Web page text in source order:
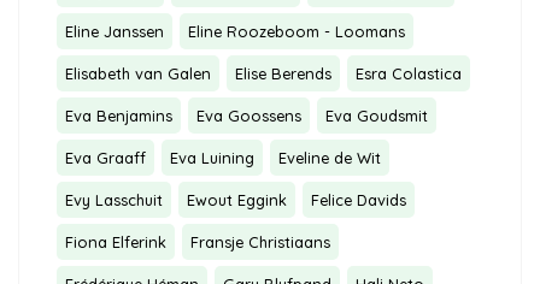
Eline Janssen Eline Roozeboom - Loomans
Elisabeth van Galen Elise Berends Esra Colastica
Eva Benjamins Eva Goossens Eva Goudsmit
Eva Graaff Eva Luining Eveline de Wit
Evy Lasschuit Ewout Eggink Felice Davids
Fiona Elferink Fransje Christiaans